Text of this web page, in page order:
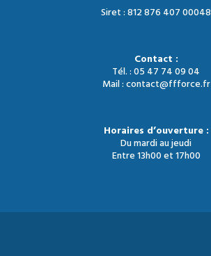
Siret : 812 876 407 00048
Contact :
Tél. : 05 47 74 09 04
Mail : contact@ffforce.fr
Horaires d’ouverture :
Du mardi au jeudi
Entre 13h00 et 17h00